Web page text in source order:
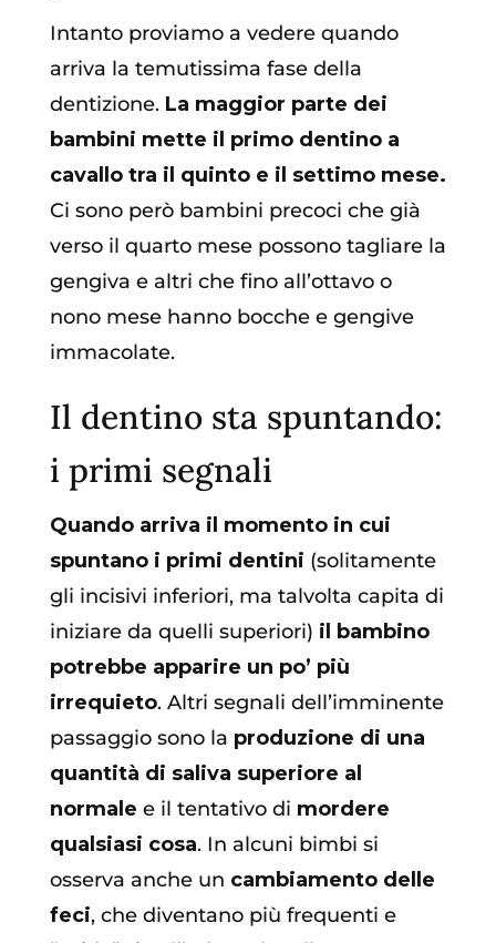
Intanto proviamo a vedere quando
arriva la temutissima fase della
dentizione. La maggior parte dei
bambini mette il primo dentino a
cavallo tra il quinto e il settimo mese.
Ci sono però bambini precoci che già
verso il quarto mese possono tagliare la
gengiva e altri che fino all’ottavo o
nono mese hanno bocche e gengive
immacolate.
Il dentino sta spuntando:
i primi segnali
Quando arriva il momento in cui
spuntano i primi dentini (solitamente
gli incisivi inferiori, ma talvolta capita di
iniziare da quelli superiori) il bambino
potrebbe apparire un po’ più
irrequieto. Altri segnali dell’imminente
passaggio sono la produzione di una
quantità di saliva superiore al
normale e il tentativo di mordere
qualsiasi cosa. In alcuni bimbi si
osserva anche un cambiamento delle
feci, che diventano più frequenti e